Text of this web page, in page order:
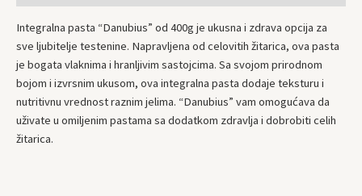
Integralna pasta “Danubius” od 400g je ukusna i zdrava opcija za
sve ljubitelje testenine. Napravljena od celovitih žitarica, ova pasta
je bogata vlaknima i hranljivim sastojcima. Sa svojom prirodnom
bojom i izvrsnim ukusom, ova integralna pasta dodaje teksturu i
nutritivnu vrednost raznim jelima. “Danubius” vam omogućava da
uživate u omiljenim pastama sa dodatkom zdravlja i dobrobiti celih
žitarica.